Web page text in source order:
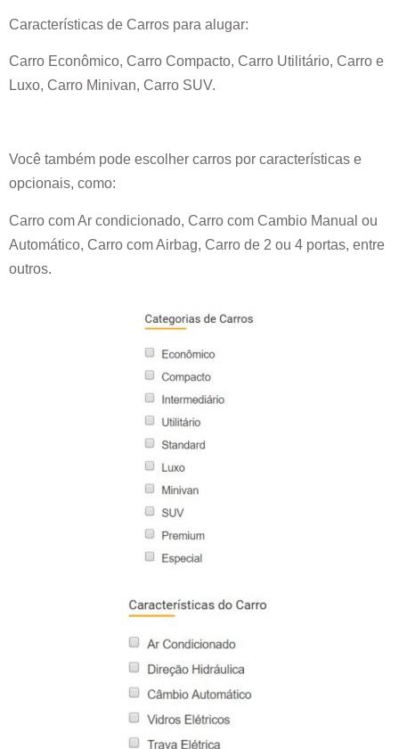
Características de Carros para alugar:
Carro Econômico, Carro Compacto, Carro Utilitário, Carro e
Luxo, Carro Minivan, Carro SUV.
Você também pode escolher carros por características e
opcionais, como:
Carro com Ar condicionado, Carro com Cambio Manual ou
Automático, Carro com Airbag, Carro de 2 ou 4 portas, entre
outros.